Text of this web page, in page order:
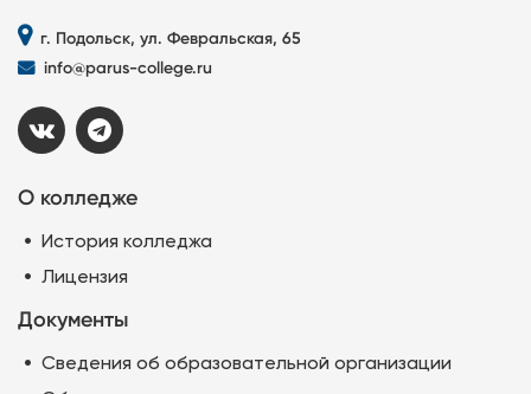
г. Подольск, ул. Февральская, 65
info@parus-college.ru
О колледже
История колледжа
Лицензия
Документы
Сведения об образовательной организации